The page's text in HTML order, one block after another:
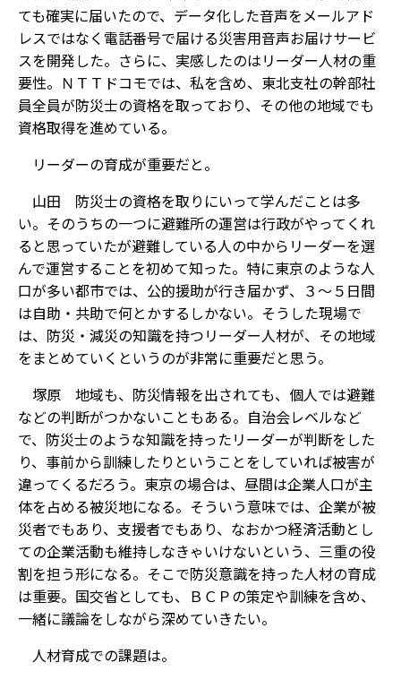
ても確実に届いたので、データ化した音声をメールアド
レスではなく電話番号で届ける災害用音声お届けサービ
スを開発した。さらに、実感したのはリーダー人材の重
要性。ＮＴＴドコモでは、私を含め、東北支社の幹部社
員全員が防災士の資格を取っており、その他の地域でも
資格取得を進めている。
――リーダーの育成が重要だと。
山田 防災士の資格を取りにいって学んだことは多
い。そのうちの一つに避難所の運営は行政がやってくれ
ると思っていたが避難している人の中からリーダーを選
んで運営することを初めて知った。特に東京のような人
口が多い都市では、公的援助が行き届かず、３～５日間
は自助・共助で何とかするしかない。そうした現場で
は、防災・減災の知識を持つリーダー人材が、その地域
をまとめていくというのが非常に重要だと思う。
塚原 地域も、防災情報を出されても、個人では避難
などの判断がつかないこともある。自治会レベルなど
で、防災士のような知識を持ったリーダーが判断をした
り、事前から訓練したりということをしていれば被害が
違ってくるだろう。東京の場合は、昼間は企業人口が主
体を占める被災地になる。そういう意味では、企業が被
災者でもあり、支援者でもあり、なおかつ経済活動とし
ての企業活動も維持しなきゃいけないという、三重の役
割を担う形になる。そこで防災意識を持った人材の育成
は重要。国交省としても、ＢＣＰの策定や訓練を含め、
一緒に議論をしながら深めていきたい。
――人材育成での課題は。